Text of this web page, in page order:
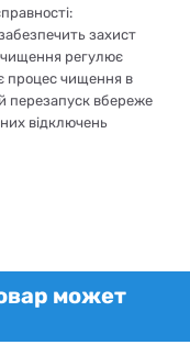
захист
регулює
процес чищення в
перезапуск вбереже
відключень
может